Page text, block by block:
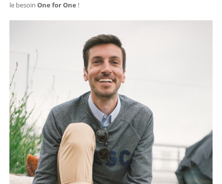
le besoin One for One !